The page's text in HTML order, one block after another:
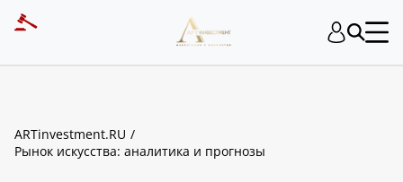
ARTinvestment.RU
Рынок искусства: аналитика и прогнозы